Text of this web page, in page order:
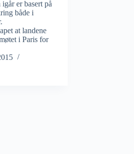
er basert på
både i
at landene
i Paris for